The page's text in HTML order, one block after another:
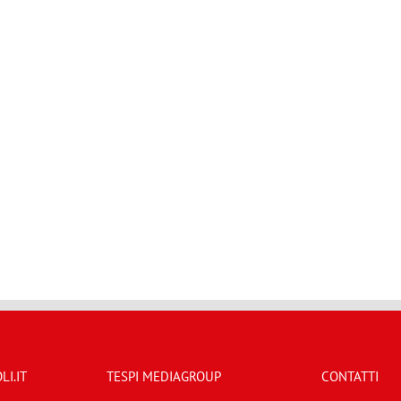
TESPI MEDIAGROUP CONTATTI